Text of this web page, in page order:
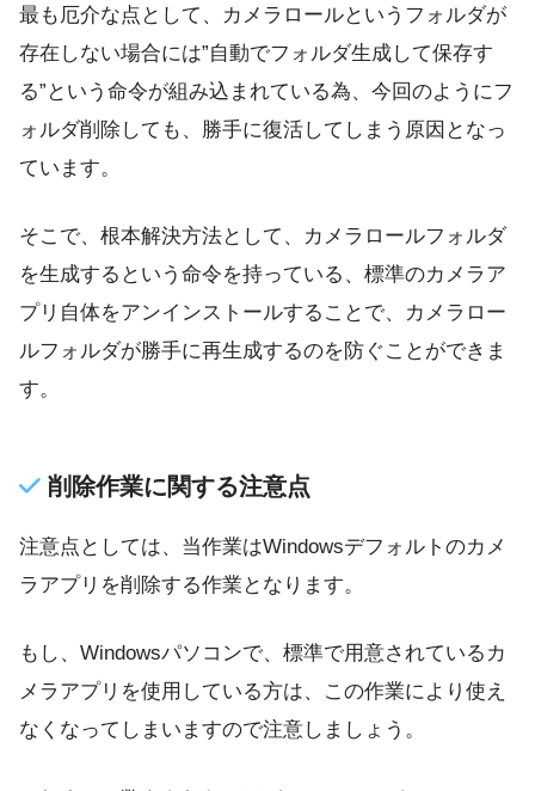
最も厄介な点として、カメラロールというフォルダが
存在しない場合には”自動でフォルダ生成して保存す
る”という命令が組み込まれている為、今回のようにフ
ォルダ削除しても、勝手に復活してしまう原因となっ
ています。
そこで、根本解決方法として、カメラロールフォルダ
を生成するという命令を持っている、標準のカメラア
プリ自体をアンインストールすることで、カメラロー
ルフォルダが勝手に再生成するのを防ぐことができま
す。
削除作業に関する注意点
注意点としては、当作業はWindowsデフォルトのカメ
ラアプリを削除する作業となります。
もし、Windowsパソコンで、標準で用意されているカ
メラアプリを使用している方は、この作業により使え
なくなってしまいますので注意しましょう。